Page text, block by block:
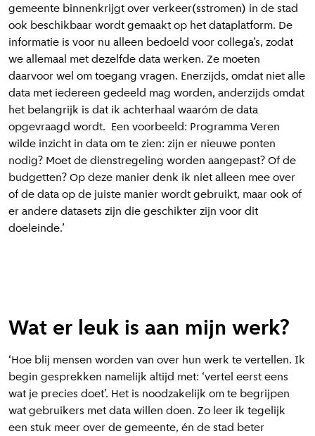
gemeente binnenkrijgt over verkeer(sstromen) in de stad
ook beschikbaar wordt gemaakt op het dataplatform. De
informatie is voor nu alleen bedoeld voor collega’s, zodat
we allemaal met dezelfde data werken. Ze moeten
daarvoor wel om toegang vragen. Enerzijds, omdat niet alle
data met iedereen gedeeld mag worden, anderzijds omdat
het belangrijk is dat ik achterhaal waaróm de data
opgevraagd wordt. Een voorbeeld: Programma Veren
wilde inzicht in data om te zien: zijn er nieuwe ponten
nodig? Moet de dienstregeling worden aangepast? Of de
budgetten? Op deze manier denk ik niet alleen mee over
of de data op de juiste manier wordt gebruikt, maar ook of
er andere datasets zijn die geschikter zijn voor dit
doeleinde.’
Wat er leuk is aan mijn werk?
‘Hoe blij mensen worden van over hun werk te vertellen. Ik
begin gesprekken namelijk altijd met: ‘vertel eerst eens
wat je precies doet’. Het is noodzakelijk om te begrijpen
wat gebruikers met data willen doen. Zo leer ik tegelijk
een stuk meer over de gemeente, én de stad beter